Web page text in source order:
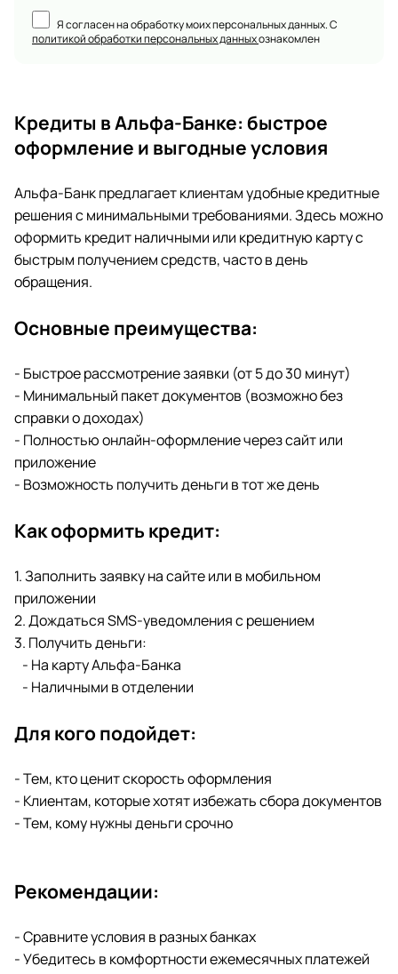
Я согласен на обработку моих персональных данных. С
политикой обработки персональных данныхознакомлен
Кредиты в Альфа-Банке: быстрое
оформление и выгодные условия
Альфа-Банк предлагает клиентам удобные кредитные
решения с минимальными требованиями. Здесь можно
оформить кредит наличными или кредитную карту с
быстрым получением средств, часто в день
обращения.
Основные преимущества:
- Быстрое рассмотрение заявки (от 5 до 30 минут)
- Минимальный пакет документов (возможно без
справки о доходах)
- Полностью онлайн-оформление через сайт или
приложение
- Возможность получить деньги в тот же день
Как оформить кредит:
1. Заполнить заявку на сайте или в мобильном
приложении
2. Дождаться SMS-уведомления с решением
3. Получить деньги:
- На карту Альфа-Банка
- Наличными в отделении
Для кого подойдет:
- Тем, кто ценит скорость оформления
- Клиентам, которые хотят избежать сбора документов
- Тем, кому нужны деньги срочно
Рекомендации:
- Сравните условия в разных банках
- Убедитесь в комфортности ежемесячных платежей